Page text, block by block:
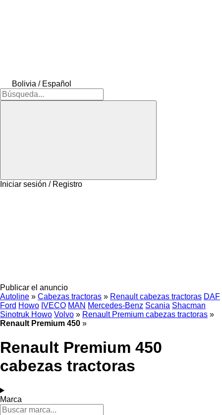
Bolivia / Español
Iniciar sesión / Registro
Publicar el anuncio
Autoline » Cabezas tractoras » Renault cabezas tractoras DAF
Ford Howo IVECO MAN Mercedes-Benz Scania Shacman
Sinotruk Howo Volvo » Renault Premium cabezas tractoras »
Renault Premium 450 »
Renault Premium 450
cabezas tractoras
Marca